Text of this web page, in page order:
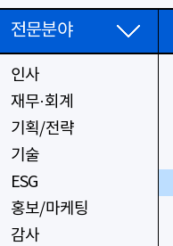
전문분야
인사
재무·회계
기획/전략
기술
ESG
홍보/마케팅
감사